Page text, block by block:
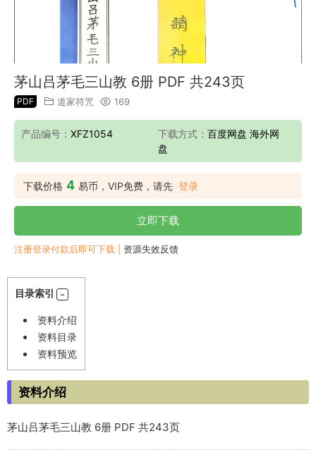
茅山吕茅毛三山教 6册 PDF 共243页
PDF 道家符咒 169
产品编号： XFZ1054 下载方式： 百度网盘 海外网
盘
下载价格 4 易币，VIP免费，请先 登录
立即下载
注册登录付款后即可下载 | 资源失效反馈
目录索引
资料介绍
资料目录
资料预览
资料介绍
茅山吕茅毛三山教 6册 PDF 共243页